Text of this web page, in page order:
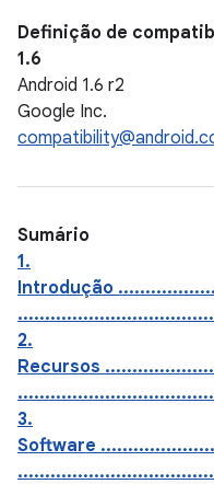
Definição de
1.6
Android 1.6 r2
Google Inc.
Sumário
1.
Introdução
2.
Recursos
3.
Software